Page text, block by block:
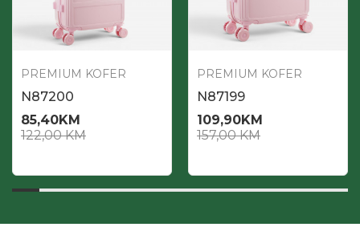
PREMIUM KOFER
N87200
85,40KM
122,00KM
PREMIUM KOFER
N87199
109,90KM
157,00KM